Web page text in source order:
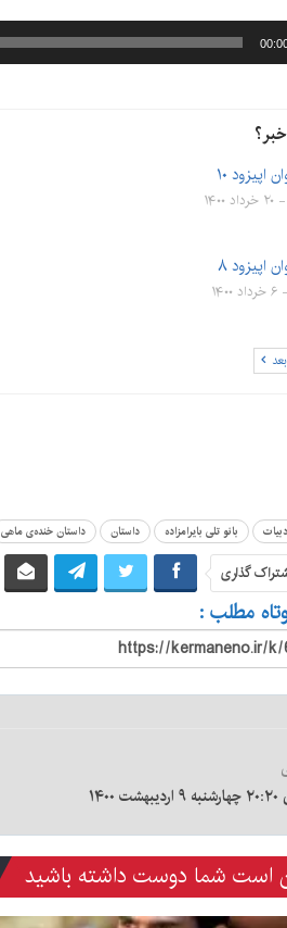
۱۰
اپیزود ۸
بعد
بانو تلی بایرامزاده داستان داستان خنده‌ی ماهی
گذاری
مطلب :
است شما دوست داشته باشید